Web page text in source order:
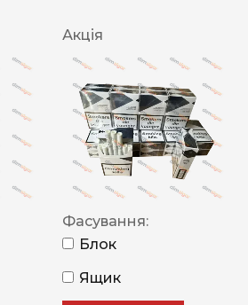
Акція
Фасування:
Блок
Ящик